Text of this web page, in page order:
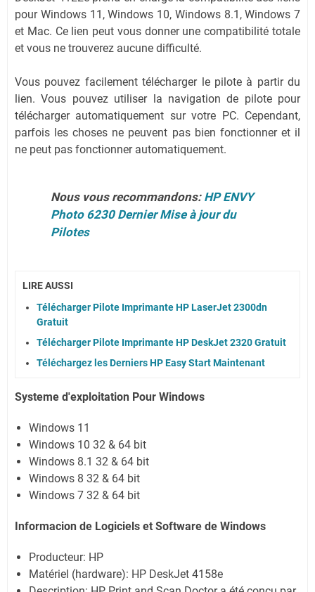
pour Windows 11, Windows 10, Windows 8.1, Windows 7
et Mac. Ce lien peut vous donner une compatibilité totale
et vous ne trouverez aucune difficulté.
Vous pouvez facilement télécharger le pilote à partir du
lien. Vous pouvez utiliser la navigation de pilote pour
télécharger automatiquement sur votre PC. Cependant,
parfois les choses ne peuvent pas bien fonctionner et il
ne peut pas fonctionner automatiquement.
Nous vous recommandons: HP ENVY
Photo 6230 Dernier Mise à jour du
Pilotes
LIRE AUSSI
Télécharger Pilote Imprimante HP LaserJet 2300dn
Gratuit
Télécharger Pilote Imprimante HP DeskJet 2320 Gratuit
Téléchargez les Derniers HP Easy Start Maintenant
Systeme d'exploitation Pour Windows
Windows 11
Windows 10 32 & 64 bit
Windows 8.1 32 & 64 bit
Windows 8 32 & 64 bit
Windows 7 32 & 64 bit
Informacion de Logiciels et Software de Windows
Producteur: HP
Matériel (hardware): HP DeskJet 4158e